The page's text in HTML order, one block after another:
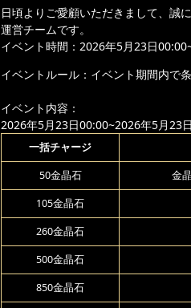
日頃よりご愛顧いただきまして、誠
運営チームです。
イベント時間：2026年5月23日
イベントルール：イベント期間内で
イベント内容：
2026年5月23日00:00~2026年5月23
一括チャージ
50金晶石 金
105金晶石
260金晶石
500金晶石
850金晶石